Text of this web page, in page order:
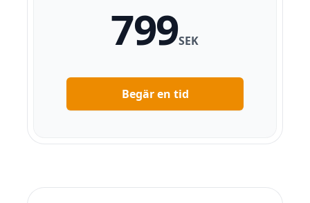
799SEK
Begär en tid